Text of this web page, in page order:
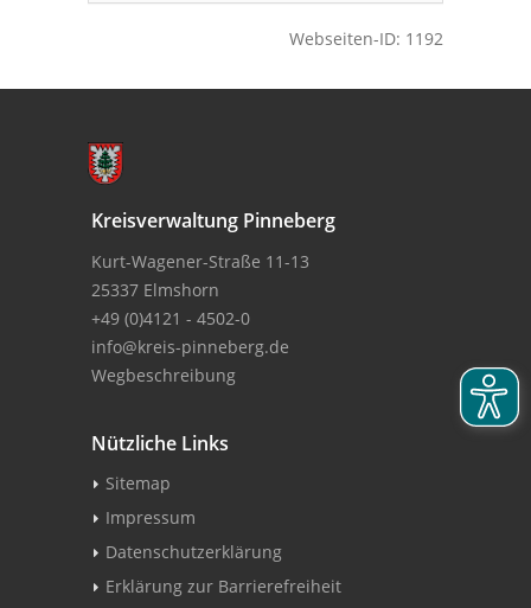
Webseiten-ID: 1192
Kreisverwaltung Pinneberg
Kurt-Wagener-Straße 11-13
25337 Elmshorn
+49 (0)4121 - 4502-0
info@kreis-pinneberg.de
Wegbeschreibung
Nützliche Links
Sitemap
Impressum
Datenschutzerklärung
Erklärung zur Barrierefreiheit